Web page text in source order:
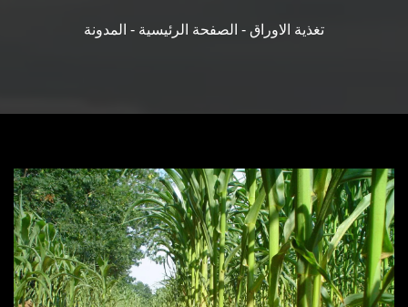
منافذ
التعليمات
الصفحة الرئيسية - المدونة - تغذية الاوراق